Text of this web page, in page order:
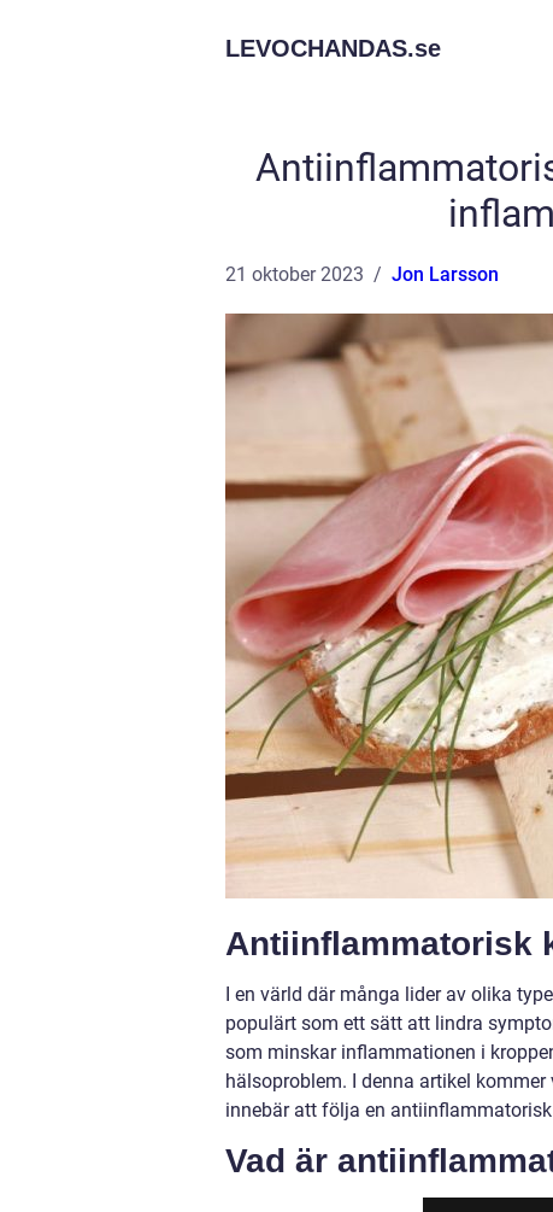
LEVOCHANDAS.se
21 oktober 2023 Jon Larsson
Antiinflammatorisk
I en värld där många lider av olika
populärt som ett sätt att lindra
som minskar inflammationen i
hälsoproblem. I denna artikel
innebär att följa en
Vad är